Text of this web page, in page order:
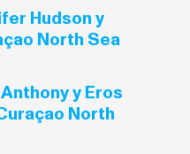
Hudson y
North Sea
y Eros
North